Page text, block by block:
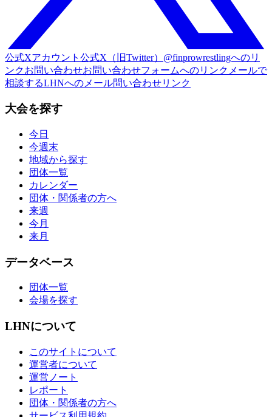
公式Xアカウント 公式X（旧Twitter）@finprowrestlingへのリ
ンクお問い合わせお問い合わせフォームへのリンク メールで
相談するLHNへのメール問い合わせリンク
大会を探す
今日
今週末
地域から探す
団体一覧
カレンダー
団体・関係者の方へ
来週
今月
来月
データベース
団体一覧
会場を探す
LHNについて
このサイトについて
運営者について
運営ノート
レポート
団体・関係者の方へ